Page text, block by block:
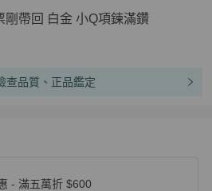
帶回 白金 小Q項鍊滿鑽
查品質、正品鑑定
- 滿五萬折 $600